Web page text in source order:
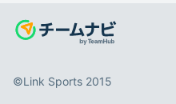
©️Link Sports 2015